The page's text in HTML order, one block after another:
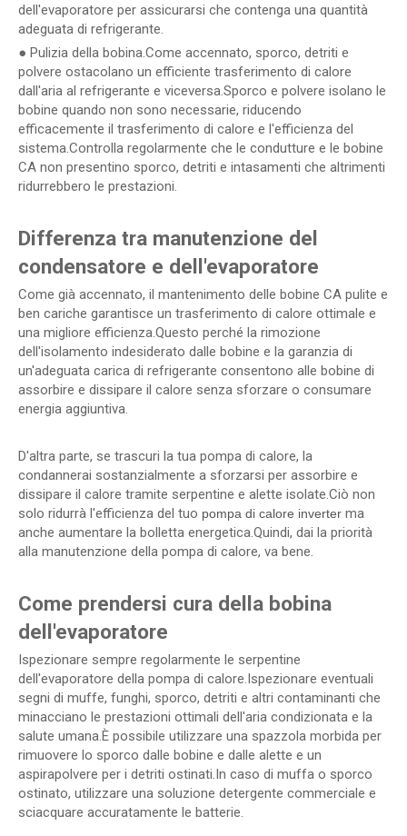
dell'evaporatore per assicurarsi che contenga una quantità
adeguata di refrigerante.
● Pulizia della bobina.Come accennato, sporco, detriti e
polvere ostacolano un efficiente trasferimento di calore
dall'aria al refrigerante e viceversa.Sporco e polvere isolano le
bobine quando non sono necessarie, riducendo
efficacemente il trasferimento di calore e l'efficienza del
sistema.Controlla regolarmente che le condutture e le bobine
CA non presentino sporco, detriti e intasamenti che altrimenti
ridurrebbero le prestazioni.
Differenza tra manutenzione del
condensatore e dell'evaporatore
Come già accennato, il mantenimento delle bobine CA pulite e
ben cariche garantisce un trasferimento di calore ottimale e
una migliore efficienza.Questo perché la rimozione
dell'isolamento indesiderato dalle bobine e la garanzia di
un'adeguata carica di refrigerante consentono alle bobine di
assorbire e dissipare il calore senza sforzare o consumare
energia aggiuntiva.
D'altra parte, se trascuri la tua pompa di calore, la
condannerai sostanzialmente a sforzarsi per assorbire e
dissipare il calore tramite serpentine e alette isolate.Ciò non
solo ridurrà l'efficienza del tuo pompa di calore inverter ma
anche aumentare la bolletta energetica.Quindi, dai la priorità
alla manutenzione della pompa di calore, va bene.
Come prendersi cura della bobina
dell'evaporatore
Ispezionare sempre regolarmente le serpentine
dell'evaporatore della pompa di calore.Ispezionare eventuali
segni di muffe, funghi, sporco, detriti e altri contaminanti che
minacciano le prestazioni ottimali dell'aria condizionata e la
salute umana.È possibile utilizzare una spazzola morbida per
rimuovere lo sporco dalle bobine e dalle alette e un
aspirapolvere per i detriti ostinati.In caso di muffa o sporco
ostinato, utilizzare una soluzione detergente commerciale e
sciacquare accuratamente le batterie.